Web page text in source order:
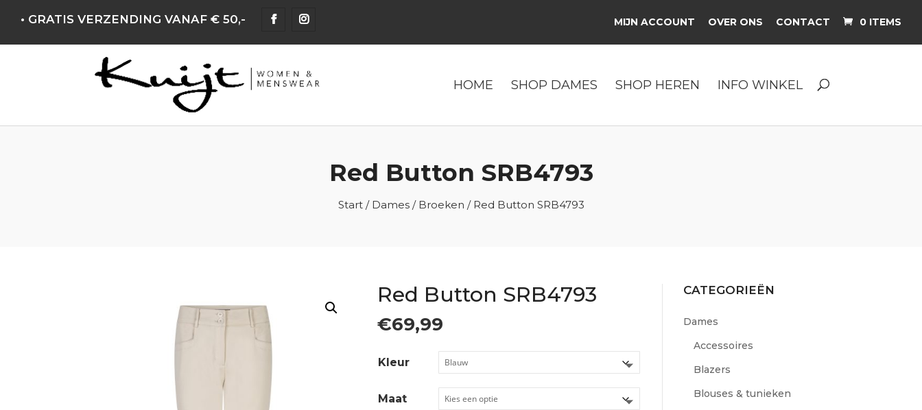
• GRATIS VERZENDING VANAF € 50,- MIJN ACCOUNT OVER ONS CONTACT 0 ITEMS
HOME SHOP DAMES SHOP HEREN INFO WINKEL
Red Button SRB4793
Start/ Dames/ Broeken / Red Button SRB4793
Red Button SRB4793
€69,99
Kleur
Maat
CATEGORIEËN
Dames
Accessoires
Blazers
Blouses & tunieken